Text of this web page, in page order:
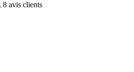
8 avis clients